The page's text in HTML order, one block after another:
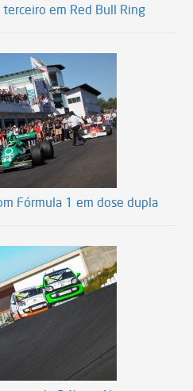
em Red Bull Ring
Fórmula 1 em dose dupla